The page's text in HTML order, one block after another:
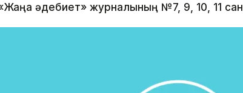
әдебиет» журналының №7, 9, 10, 11